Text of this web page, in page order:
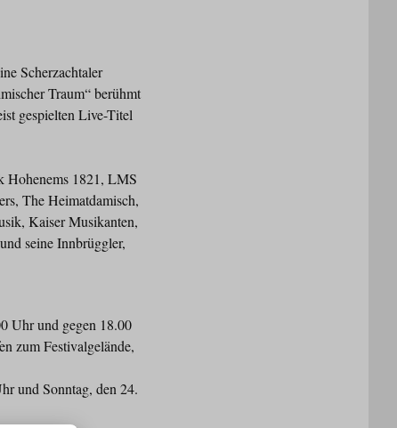
Scherzachtaler
Traum“ berühmt
gespielten Live-Titel
Hohenems 1821, LMS
The Heimatdamisch,
Kaiser Musikanten,
seine Innbrüggler,
Uhr und gegen 18.00
zum Festivalgelände,
und Sonntag, den 24.